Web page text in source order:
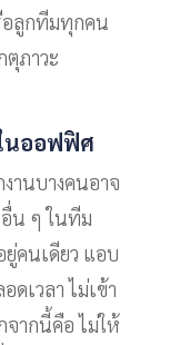
อลูกทีมทุกคน
ตุภาวะ
นออฟฟิศ
านบางคนอาจ
น ๆ ในทีม
คนเดียว แอบ
ดเวลา ไม่เข้า
ากนี้คือ ไม่ให้